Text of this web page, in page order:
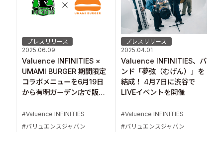
プレスリリース
2025.06.09
Valuence INFINITIES ×
UMAMI BURGER 期間限定
コラボメニューを6月19日
から有明ガーデン店で販売
Valuence INFINITIES
バリュエンスジャパン
プレスリリース
2025.04.01
Valuence INFINITIES、バ
ンド「夢弦（むげん）」を
結成！ 4月7日に渋谷で
LIVEイベントを開催
Valuence INFINITIES
バリュエンスジャパン